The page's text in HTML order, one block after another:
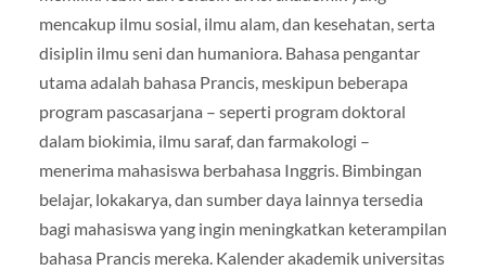
mencakup ilmu sosial, ilmu alam, dan kesehatan, serta
disiplin ilmu seni dan humaniora. Bahasa pengantar
utama adalah bahasa Prancis, meskipun beberapa
program pascasarjana – seperti program doktoral
dalam biokimia, ilmu saraf, dan farmakologi –
menerima mahasiswa berbahasa Inggris. Bimbingan
belajar, lokakarya, dan sumber daya lainnya tersedia
bagi mahasiswa yang ingin meningkatkan keterampilan
bahasa Prancis mereka. Kalender akademik universitas